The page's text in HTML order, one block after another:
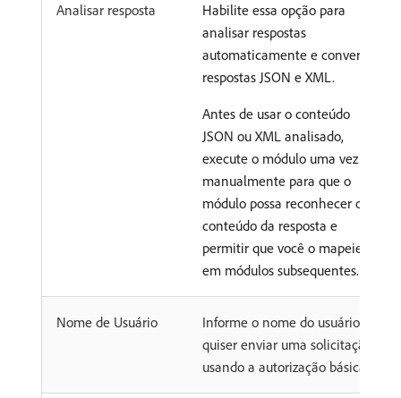
Analisar resposta
Habilite essa opção para
analisar respostas
automaticamente e converter
respostas JSON e XML.
Antes de usar o conteúdo
JSON ou XML analisado,
execute o módulo uma vez
manualmente para que o
módulo possa reconhecer o
conteúdo da resposta e
permitir que você o mapeie
em módulos subsequentes.
Nome de Usuário
Informe o nome do usuário se
quiser enviar uma solicitação
usando a autorização básica.